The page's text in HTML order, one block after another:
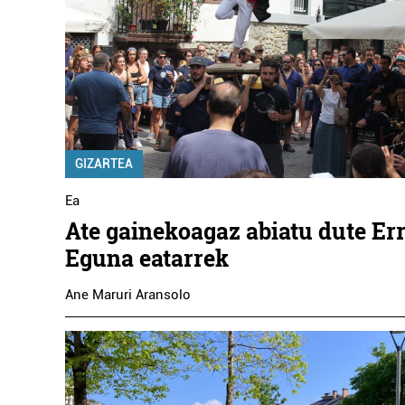
GIZARTEA
Ea
Ate gainekoagaz abiatu dute
Eguna eatarrek
Ane Maruri Aransolo